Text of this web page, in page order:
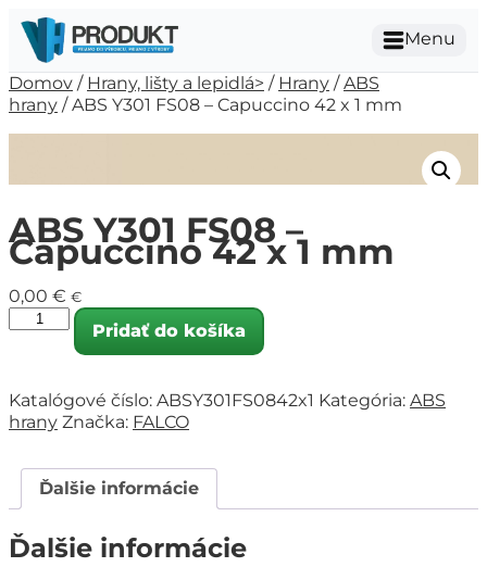
Menu
Domov / Hrany, lišty a lepidlá> / Hrany /ABS
hrany / ABS Y301 FS08 – Capuccino 42 x 1 mm
ABS Y301 FS08 –
Capuccino 42 x 1 mm
0,00 € €
Pridať do košíka
Katalógové číslo: ABSY301FS0842x1 Kategória: ABS
hrany Značka: FALCO
Ďalšie informácie
Ďalšie informácie